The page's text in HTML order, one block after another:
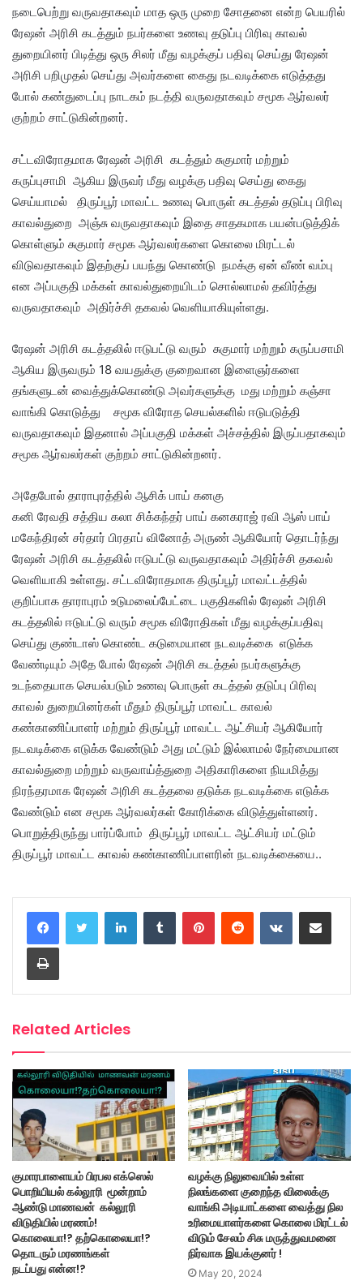
நடைபெற்று வருவதாகவும் மாத ஒரு முறை சோதனை என்ற பெயரில்
ரேஷன் அரிசி கடத்தும் நபர்களை உணவு தடுப்பு பிரிவு காவல்
துறையினர் பிடித்து ஒரு சிலர் மீது வழக்குப் பதிவு செய்து ரேஷன்
அரிசி பறிமுதல் செய்து அவர்களை கைது நடவடிக்கை எடுத்தது
போல் கண்துடைப்பு நாடகம் நடத்தி வருவதாகவும் சமூக ஆர்வலர்
குற்றம் சாட்டுகின்றனர்.
சட்டவிரோதமாக ரேஷன் அரிசி கடத்தும் சுகுமார் மற்றும்
கருப்புசாமி ஆகிய இருவர் மீது வழக்கு பதிவு செய்து கைது
செய்யாமல் திருப்பூர் மாவட்ட உணவு பொருள் கடத்தல் தடுப்பு பிரிவு
காவல்துறை அஞ்சு வருவதாகவும் இதை சாதகமாக பயன்படுத்திக்
கொள்ளும் சுகுமார் சமூக ஆர்வலர்களை கொலை மிரட்டல்
விடுவதாகவும் இதற்குப் பயந்து கொண்டு நமக்கு ஏன் வீண் வம்பு
என அப்பகுதி மக்கள் காவல்துறையிடம் சொல்லாமல் தவிர்த்து
வருவதாகவும் அதிர்ச்சி தகவல் வெளியாகியுள்ளது.
ரேஷன் அரிசி கடத்தலில் ஈடுபட்டு வரும் சுகுமார் மற்றும் கருப்பசாமி
ஆகிய இருவரும் 18 வயதுக்கு குறைவான இளைஞர்களை
தங்களுடன் வைத்துக்கொண்டு அவர்களுக்கு மது மற்றும் கஞ்சா
வாங்கி கொடுத்து சமூக விரோத செயல்களில் ஈடுபடுத்தி
வருவதாகவும் இதனால் அப்பகுதி மக்கள் அச்சத்தில் இருப்பதாகவும்
சமூக ஆர்வலர்கள் குற்றம் சாட்டுகின்றனர்.
அதேபோல் தாராபுரத்தில் ஆசிக் பாய் கனகு
கனி ரேவதி சத்திய கலா சிக்கந்தர் பாய் கனகராஜ் ரவி ஆஸ் பாய்
மகேந்திரன் சர்தார் பிரதாப் வினோத் அருண் ஆகியோர் தொடர்ந்து
ரேஷன் அரிசி கடத்தலில் ஈடுபட்டு வருவதாகவும் அதிர்ச்சி தகவல்
வெளியாகி உள்ளது. சட்டவிரோதமாக திருப்பூர் மாவட்டத்தில்
குறிப்பாக தாராபுரம் உடுமலைப்பேட்டை பகுதிகளில் ரேஷன் அரிசி
கடத்தலில் ஈடுபட்டு வரும் சமூக விரோதிகள் மீது வழக்குப்பதிவு
செய்து குண்டாஸ் கொண்ட கடுமையான நடவடிக்கை எடுக்க
வேண்டியும் அதே போல் ரேஷன் அரிசி கடத்தல் நபர்களுக்கு
உடந்தையாக செயல்படும் உணவு பொருள் கடத்தல் தடுப்பு பிரிவு
காவல் துறையினர்கள் மீதும் திருப்பூர் மாவட்ட காவல்
கண்காணிப்பாளர் மற்றும் திருப்பூர் மாவட்ட ஆட்சியர் ஆகியோர்
நடவடிக்கை எடுக்க வேண்டும் அது மட்டும் இல்லாமல் நேர்மையான
காவல்துறை மற்றும் வருவாய்த்துறை அதிகாரிகளை நியமித்து
நிரந்தரமாக ரேஷன் அரிசி கடத்தலை தடுக்க நடவடிக்கை எடுக்க
வேண்டும் என சமூக ஆர்வலர்கள் கோரிக்கை விடுத்துள்ளனர்.
பொறுத்திருந்து பார்ப்போம் திருப்பூர் மாவட்ட ஆட்சியர் மட்டும்
திருப்பூர் மாவட்ட காவல் கண்காணிப்பாளரின் நடவடிக்கையை..
LinkedInTumblr PinterestReddit VKontakteShare via Email
Print
Related Articles
குமாரபாளையம் பிரபல எக்ஸெல்
பொறியியல் கல்லூரி மூன்றாம்
ஆண்டு மாணவன் கல்லூரி
விடுதியில் மரணம்!
கொலையா!? தற்கொலையா!?
தொடரும் மரணங்கள்
நடப்பது என்ன!?
வழக்கு நிலுவையில் உள்ள
நிலங்களை குறைந்த விலைக்கு
வாங்கி அடியாட்களை வைத்து நில
உரிமையாளர்களை கொலை மிரட்டல்
விடும் சேலம் சிசு மருத்துவமனை
நிர்வாக இயக்குனர் !
May 20, 2024